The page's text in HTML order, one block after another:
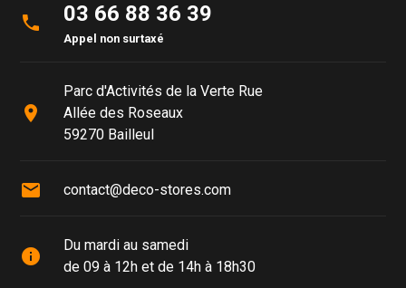
phone 03 66 88 36 39
Appel non surtaxé
place
Parc d'Activités de la Verte Rue
Allée des Roseaux
59270 Bailleul
mail contact@deco-stores.com
info
Du mardi au samedi
de 09 à 12h et de 14h à 18h30